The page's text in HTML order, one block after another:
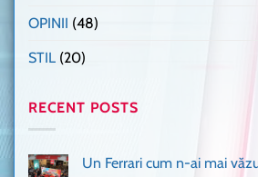
OPINII (48)
STIL (20)
RECENT POSTS
Un Ferrari cum n-ai mai